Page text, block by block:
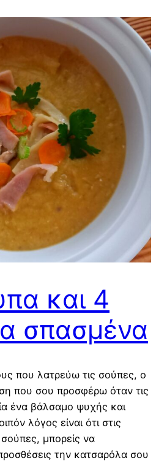
και 4
σπασμένα
που λατρεύω τις σούπες, ο
που σου προσφέρω όταν τις
ένα βάλσαμο ψυχής και
λόγος είναι ότι στις
μπορείς να
την κατσαρόλα σου